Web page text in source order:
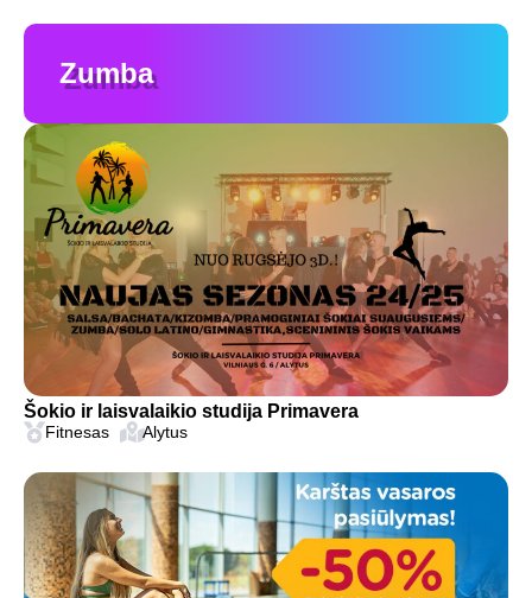
Zumba
Šokio ir laisvalaikio studija Primavera
Fitnesas Alytus